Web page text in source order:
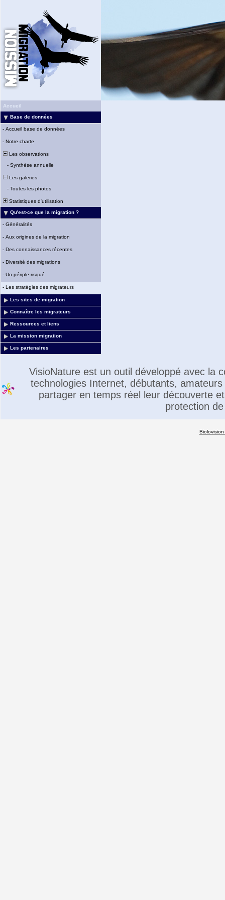
Accueil
Base de données
- Accueil base de données
- Notre charte
Les observations
- Synthèse annuelle
Les galeries
- Toutes les photos
Statistiques d'utilisation
Qu'est-ce que la migration ?
- Généralités
- Aux origines de la migration
- Des connaissances récentes
- Diversité des migrations
- Un périple risqué
- Les stratégies des migrateurs
Les sites de migration
Connaître les migrateurs
Ressources et liens
La mission migration
Les partenaires
VisioNature est un outil développé avec la
technologies Internet, débutants,
partager en temps réel leur découverte
protection
Biolovision